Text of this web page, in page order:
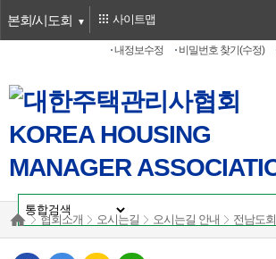
본회/시도회
비밀번호 찾기(수정)
내정보수정
사이트맵
협회소개 오시는길 오시는길 안내 전남도회